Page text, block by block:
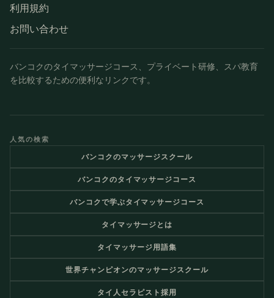
利用規約
お問い合わせ
バンコクのタイマッサージコース、プライベート研修、スパ教育
を比較するための便利なリンクです。
人気の検索
バンコクのマッサージスクール
バンコクのタイマッサージコース
バンコクで学ぶタイマッサージコース
タイマッサージとは
タイマッサージ用語集
世界チャンピオンのマッサージスクール
タイ人セラピスト採用